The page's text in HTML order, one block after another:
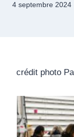
4 septembre 2024
crédit photo